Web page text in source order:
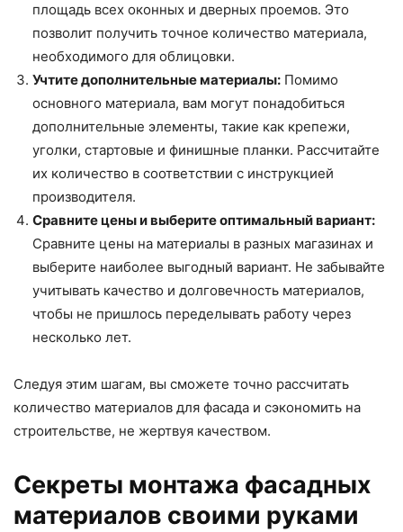
площадь всех оконных и дверных проемов. Это
позволит получить точное количество материала,
необходимого для облицовки.
Учтите дополнительные материалы: Помимо
основного материала, вам могут понадобиться
дополнительные элементы, такие как крепежи,
уголки, стартовые и финишные планки. Рассчитайте
их количество в соответствии с инструкцией
производителя.
Сравните цены и выберите оптимальный вариант:
Сравните цены на материалы в разных магазинах и
выберите наиболее выгодный вариант. Не забывайте
учитывать качество и долговечность материалов,
чтобы не пришлось переделывать работу через
несколько лет.
Следуя этим шагам, вы сможете точно рассчитать
количество материалов для фасада и сэкономить на
строительстве, не жертвуя качеством.
Секреты монтажа фасадных
материалов своими руками